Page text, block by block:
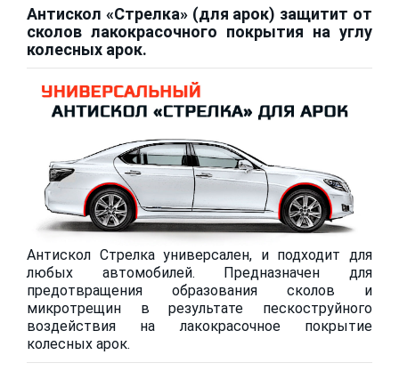
Антискол «Стрелка» (для арок) защитит от
сколов лакокрасочного покрытия на углу
колесных арок.
Антискол Стрелка универсален, и подходит для
любых автомобилей. Предназначен для
предотвращения образования сколов и
микротрещин в результате пескоструйного
воздействия на лакокрасочное покрытие
колесных арок.